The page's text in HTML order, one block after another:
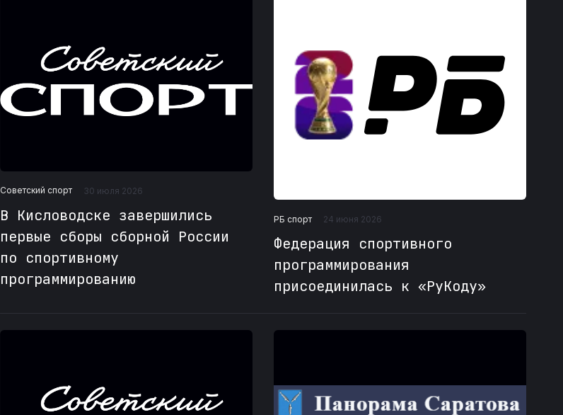
Советский спорт 30 июля 2026
В Кисловодске завершились
первые сборы сборной России
по спортивному
программированию
РБ спорт 24 июня 2026
Федерация спортивного
программирования
присоединилась к «РуКоду»